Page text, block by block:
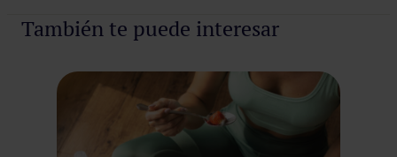
También te puede interesar